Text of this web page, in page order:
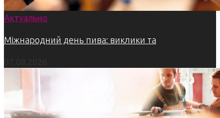
Актуально
Міжнародний день пива: виклики та